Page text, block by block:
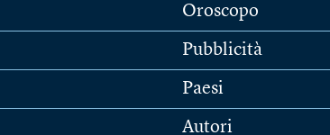
Oroscopo
Pubblicità
Paesi
Autori